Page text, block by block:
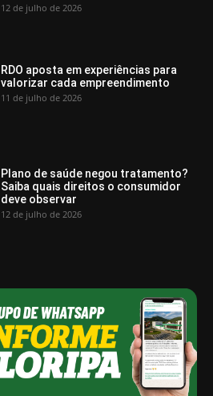
12 de julho de 2026
RDO aposta em experiências para
valorizar cada empreendimento
11 de julho de 2026
Plano de saúde negou tratamento?
Saiba quais direitos o consumidor
deve observar
12 de julho de 2026